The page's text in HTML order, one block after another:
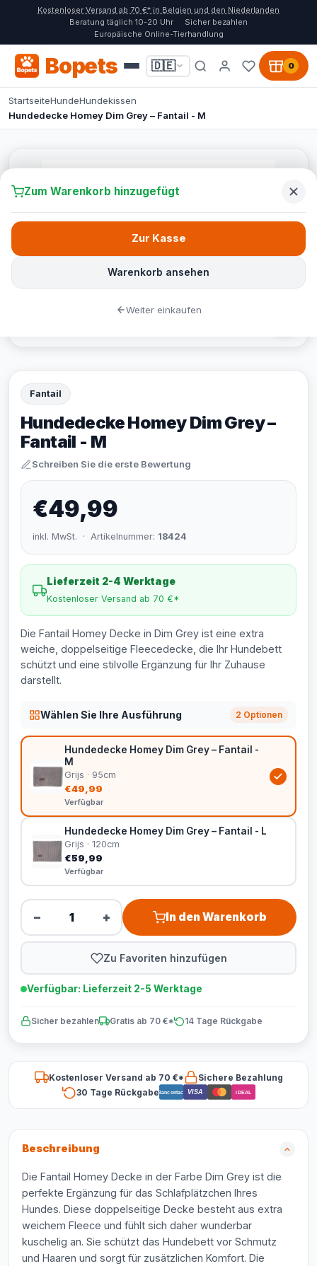
Kostenloser Versand ab 70 €* in Belgien und den Niederlanden
Beratung täglich 10-20 Uhr
Sicher bezahlen
Europäische Online-Tierhandlung
Bopets 🇩🇪 0
StartseiteHundeHundekissen
Hundedecke Homey Dim Grey – Fantail - M
Fantail
Hundedecke Homey Dim Grey –
Fantail - M
Schreiben Sie die erste Bewertung
€49,99
inkl. MwSt. · Artikelnummer: 18424
Lieferzeit 2-4 Werktage
Kostenloser Versand ab 70 €*
Die Fantail Homey Decke in Dim Grey ist eine extra
weiche, doppelseitige Fleecedecke, die Ihr Hundebett
schützt und eine stilvolle Ergänzung für Ihr Zuhause
darstellt.
Wählen Sie Ihre Ausführung 2 Optionen
Hundedecke Homey Dim Grey – Fantail -
M
Grijs · 95cm
€49,99
Verfügbar
Hundedecke Homey Dim Grey – Fantail - L
Grijs · 120cm
€59,99
Verfügbar
− + In den Warenkorb
Zu Favoriten hinzufügen
Verfügbar: Lieferzeit 2-5 Werktage
Sicher bezahlen Gratis ab 70 €* 14 Tage Rückgabe
Kostenloser Versand ab 70 €*
Sichere Bezahlung
30 Tage RückgabeBancontact VISA iDEAL
Beschreibung
Die Fantail Homey Decke in der Farbe Dim Grey ist die
perfekte Ergänzung für das Schlafplätzchen Ihres
Hundes. Diese doppelseitige Decke besteht aus extra
weichem Fleece und fühlt sich daher wunderbar
kuschelig an. Sie schützt das Hundebett vor Schmutz
und Haaren und sorgt für zusätzlichen Komfort. Die
Zum Warenkorb hinzugefügt
Warenkorb ansehen
Zur Kasse
Weiter einkaufen